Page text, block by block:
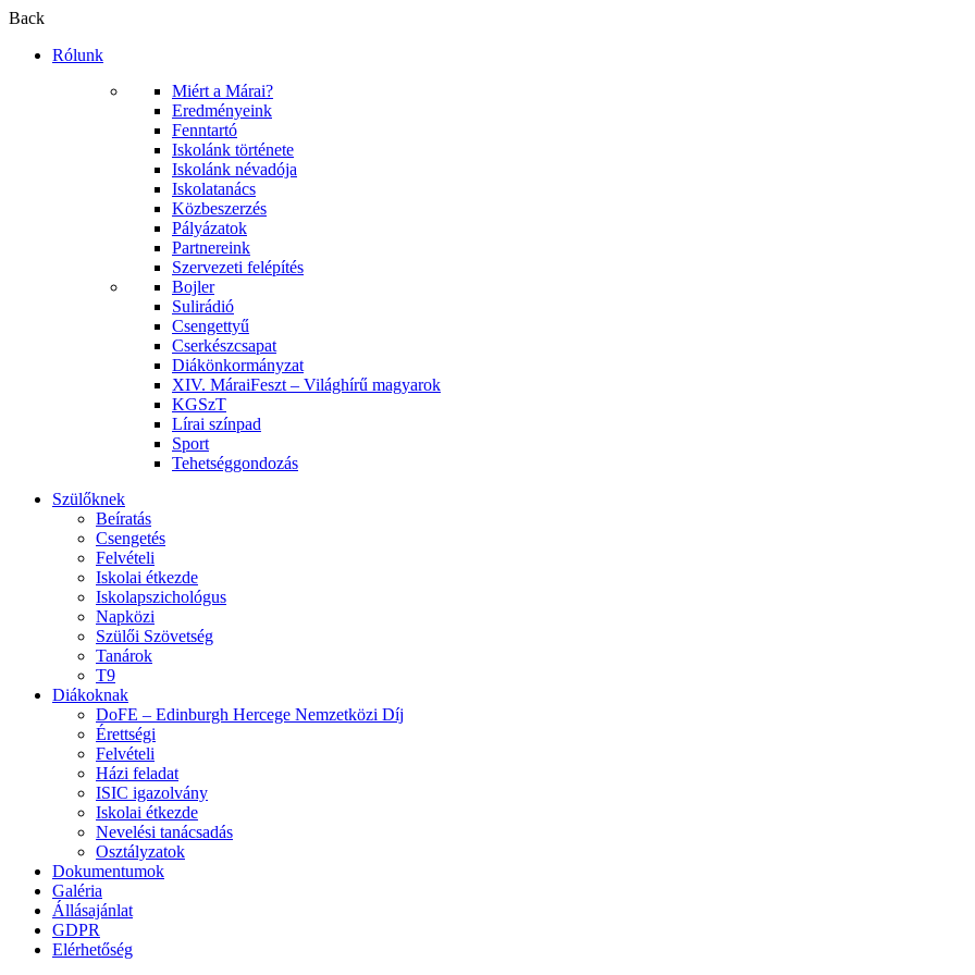
Back
Rólunk
Miért a Márai?
Eredményeink
Fenntartó
Iskolánk története
Iskolánk névadója
Iskolatanács
Közbeszerzés
Pályázatok
Partnereink
Szervezeti felépítés
Bojler
Sulirádió
Csengettyű
Cserkészcsapat
Diákönkormányzat
XIV. MáraiFeszt – Világhírű magyarok
KGSzT
Lírai színpad
Sport
Tehetséggondozás
Szülőknek
Beíratás
Csengetés
Felvételi
Iskolai étkezde
Iskolapszichológus
Napközi
Szülői Szövetség
Tanárok
T9
Diákoknak
DoFE – Edinburgh Hercege Nemzetközi Díj
Érettségi
Felvételi
Házi feladat
ISIC igazolvány
Iskolai étkezde
Nevelési tanácsadás
Osztályzatok
Dokumentumok
Galéria
Állásajánlat
GDPR
Elérhetőség